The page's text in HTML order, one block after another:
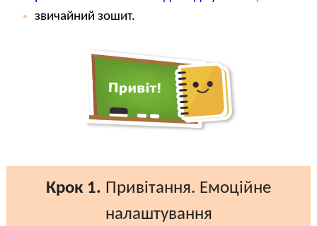
звичайний зошит.
Крок 1. Привітання. Емоційне
налаштування